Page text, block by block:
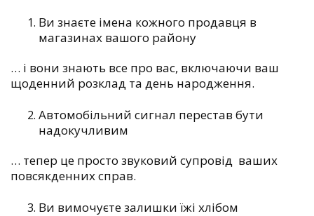
Ви знаєте імена кожного продавця в
магазинах вашого району
… і вони знають все про вас, включаючи ваш
щоденний розклад та день народження.
Автомобільний сигнал перестав бути
надокучливим
… тепер це просто звуковий супровід ваших
повсякденних справ.
Ви вимочуєте залишки їжі хлібом